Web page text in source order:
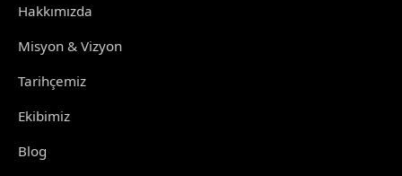
Hakkımızda
Misyon & Vizyon
Tarihçemiz
Ekibimiz
Blog